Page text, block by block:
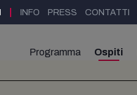
INFO PRESS CONTATTI
Programma Ospiti